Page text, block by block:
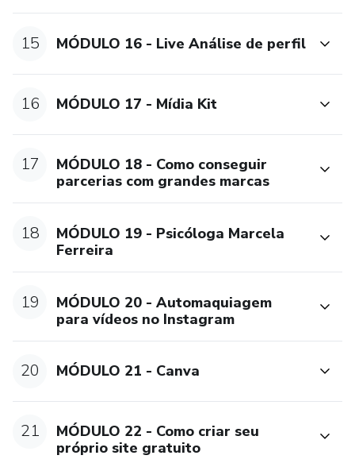
15 MÓDULO 16 - Live Análise de perfil
16 MÓDULO 17 - Mídia Kit
17
MÓDULO 18 - Como conseguir
parcerias com grandes marcas
18
MÓDULO 19 - Psicóloga Marcela
Ferreira
19
MÓDULO 20 - Automaquiagem
para vídeos no Instagram
20 MÓDULO 21 - Canva
21
MÓDULO 22 - Como criar seu
próprio site gratuito